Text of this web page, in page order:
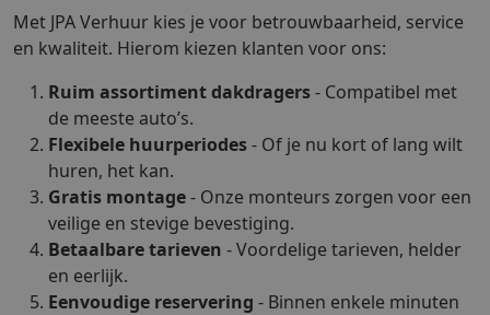
Met JPA Verhuur kies je voor betrouwbaarheid, service
en kwaliteit. Hierom kiezen klanten voor ons:
Ruim assortiment dakdragers- Compatibel met
de meeste auto’s.
Flexibele huurperiodes- Of je nu kort of lang wilt
huren, het kan.
Gratis montage- Onze monteurs zorgen voor een
veilige en stevige bevestiging.
Betaalbare tarieven - Voordelige tarieven, helder
en eerlijk.
Eenvoudige reservering - Binnen enkele minuten